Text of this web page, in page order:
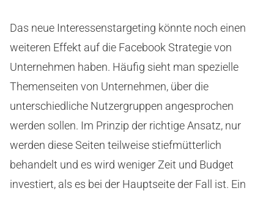
Das neue Interessenstargeting könnte noch einen
weiteren Effekt auf die Facebook Strategie von
Unternehmen haben. Häufig sieht man spezielle
Themenseiten von Unternehmen, über die
unterschiedliche Nutzergruppen angesprochen
werden sollen. Im Prinzip der richtige Ansatz, nur
werden diese Seiten teilweise stiefmütterlich
behandelt und es wird weniger Zeit und Budget
investiert, als es bei der Hauptseite der Fall ist. Ein